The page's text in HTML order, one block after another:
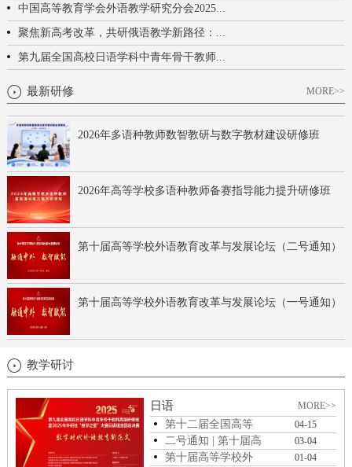
中国高等教育学会外语教学研究分会2025...
聚焦新高考改革，共研俄语教学新路径：...
第九届全国高校日语学科中青年骨干教师...
最新研修 MORE>>
2026年多语种教师数智教研与数字教材建设研修班
2026年高等学校多语种教师备赛指导能力提升研修班
第十届高等学校外语教育改革与发展论坛（二号通知）
第十届高等学校外语教育改革与发展论坛（一号通知）
教学研讨
日语 MORE>>
第十二届全国高等
学校日语教育改...
04-15
二号通知 | 第十届高
等学校外语...
03-04
第十届高等学校外
01-04